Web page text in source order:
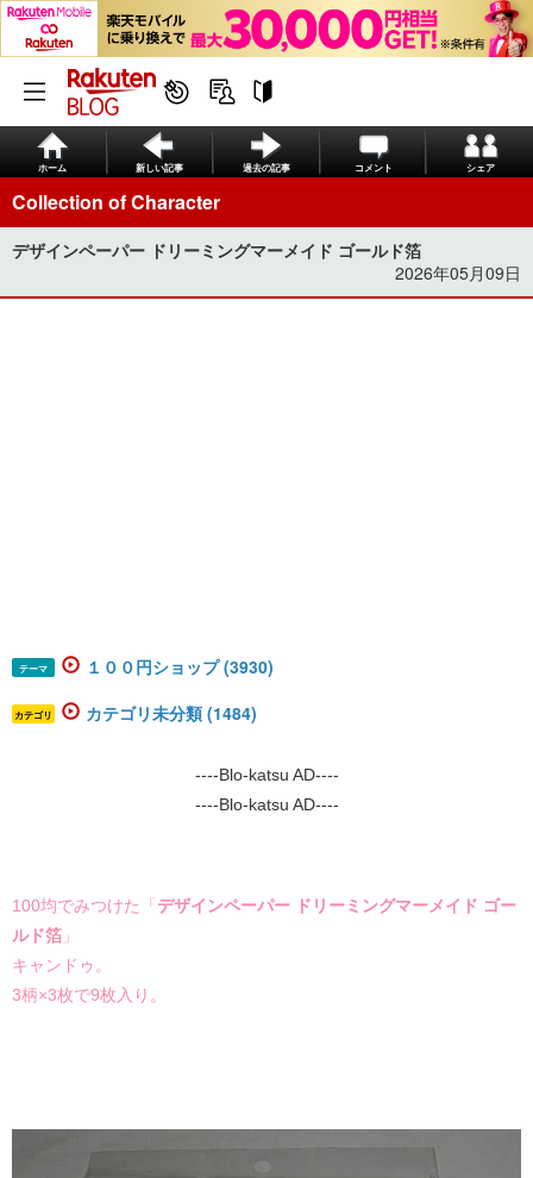
ホーム 新しい記事 過去の記事 コメント シェア
Collection of Character
デザインペーパー ドリーミングマーメイド ゴールド箔
2026年05月09日
テーマ １００円ショップ (3930)
カテゴリ カテゴリ未分類 (1484)
----Blo-katsu AD----
----Blo-katsu AD----
100均でみつけた「 デザインペーパー ドリーミングマーメイド ゴー
ルド箔 」
キャンドゥ。
3柄×3枚で9枚入り。